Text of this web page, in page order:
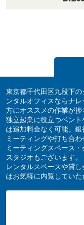
東京都千代田区九段下
ンタルオフィスならナ
方にオススメの作業が捗
独立起業に役立つベン
は追加料金なく可能。銀
ミーティングや打ち合
ミーティングスペース
スタジオもございます。
レンタルスペースや貸
はお気軽に内覧していた